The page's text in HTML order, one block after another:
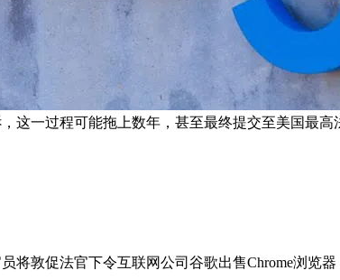
这一过程可能拖上数年，甚至最终提交至美国最高
将敦促法官下令互联网公司谷歌出售Chrome浏览